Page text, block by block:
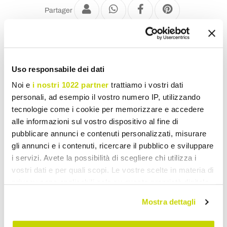
Uso responsabile dei dati
Noi e i nostri 1022 partner trattiamo i vostri dati
personali, ad esempio il vostro numero IP, utilizzando
tecnologie come i cookie per memorizzare e accedere
alle informazioni sul vostro dispositivo al fine di
pubblicare annunci e contenuti personalizzati, misurare
gli annunci e i contenuti, ricercare il pubblico e sviluppare
i servizi. Avete la possibilità di scegliere chi utilizza i
vostri dati e per quali scopi. Le vostre scelte in materia di
modificare o revocare il proprio consenso in qualsiasi
momento dalla Dichiarazione sui cookie o facendo clic
Mostra dettagli
Partager
Matelas une Personne